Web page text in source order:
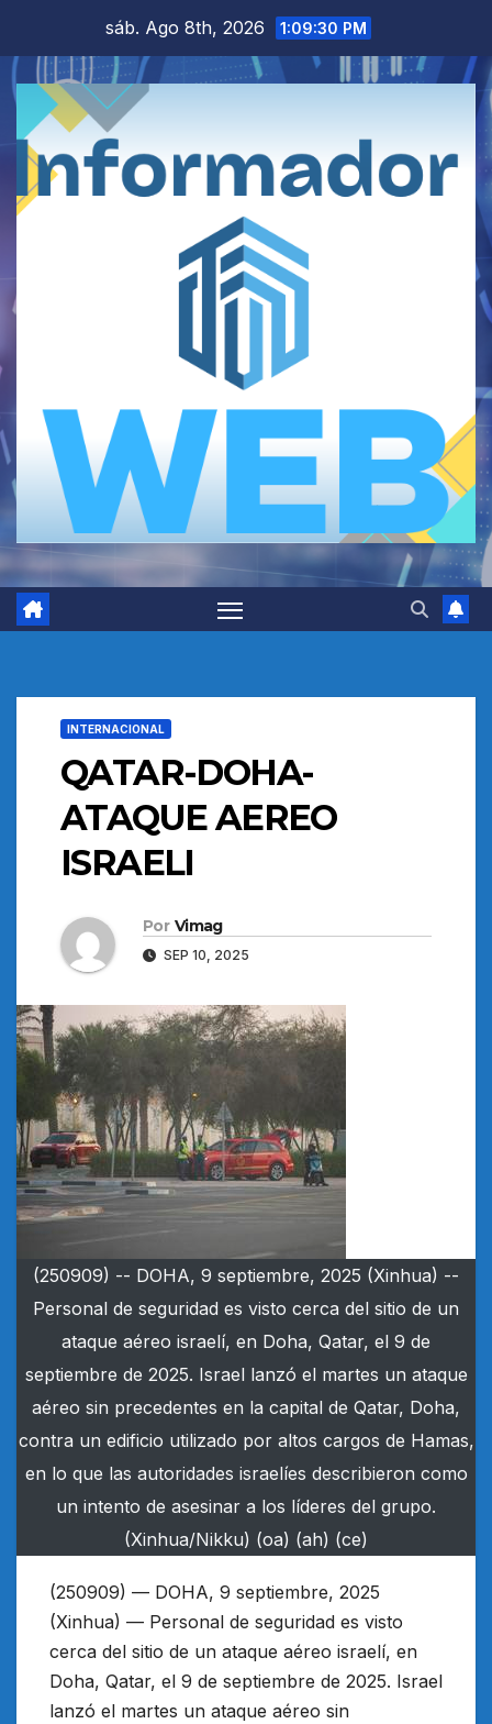
contenido
sáb. Ago 8th, 2026 1:09:30 PM
INTERNACIONAL
QATAR-DOHA-
ATAQUE AEREO
ISRAELI
Por Vimag
SEP 10, 2025
(250909) -- DOHA, 9 septiembre, 2025 (Xinhua) --
Personal de seguridad es visto cerca del sitio de un
ataque aéreo israelí, en Doha, Qatar, el 9 de
septiembre de 2025. Israel lanzó el martes un ataque
aéreo sin precedentes en la capital de Qatar, Doha,
contra un edificio utilizado por altos cargos de Hamas,
en lo que las autoridades israelíes describieron como
un intento de asesinar a los líderes del grupo.
(Xinhua/Nikku) (oa) (ah) (ce)
(250909) — DOHA, 9 septiembre, 2025
(Xinhua) — Personal de seguridad es visto
cerca del sitio de un ataque aéreo israelí, en
Doha, Qatar, el 9 de septiembre de 2025. Israel
lanzó el martes un ataque aéreo sin